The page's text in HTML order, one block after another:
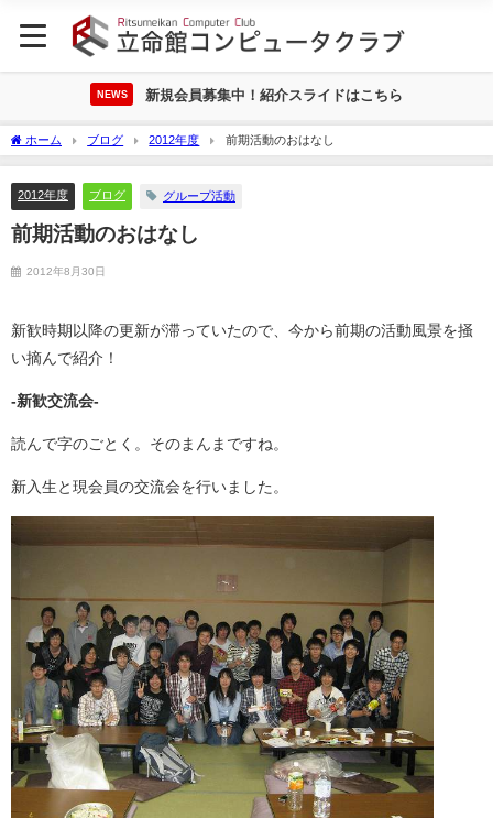
NEWS 新規会員募集中！紹介スライドはこちら
ホーム ブログ 2012年度 前期活動のおはなし
2012年度 ブログ グループ活動
前期活動のおはなし
2012年8月30日
新歓時期以降の更新が滞っていたので、今から前期の活動風景を掻
い摘んで紹介！
-新歓交流会-
読んで字のごとく。そのまんまですね。
新入生と現会員の交流会を行いました。